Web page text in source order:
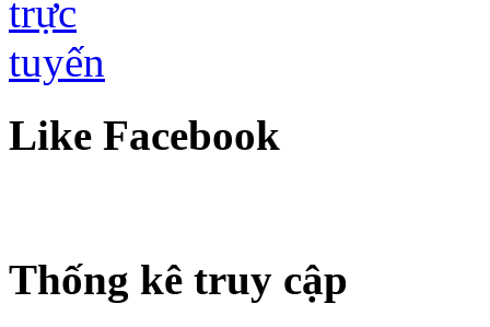
Like Facebook
Thống kê truy cập